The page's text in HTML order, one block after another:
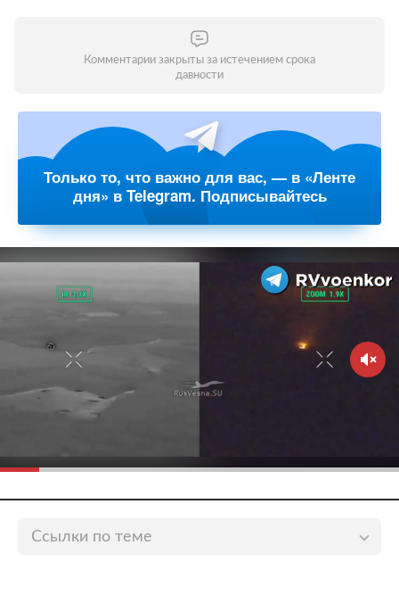
Комментарии закрыты за истечением срока
давности
Только то, что важно для вас, — в «Ленте
дня» в Telegram. Подписывайтесь
Ссылки по теме